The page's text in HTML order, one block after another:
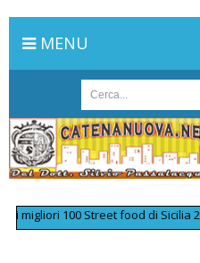
MENU
100 Street food di Sicilia 2026